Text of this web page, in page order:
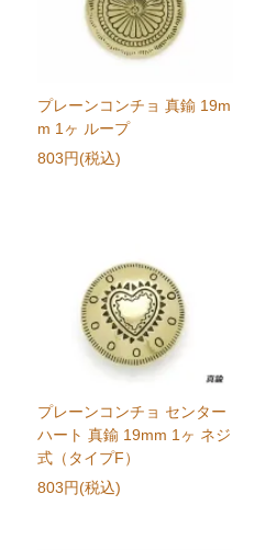
プレーンコンチョ 真鍮 19m
m 1ヶ ループ
803円(税込)
プレーンコンチョ センター
ハート 真鍮 19mm 1ヶ ネジ
式（タイプF）
803円(税込)